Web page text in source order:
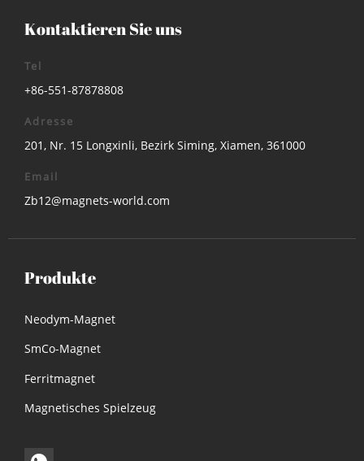
Kontaktieren Sie uns
Tel
+86-551-87878808
Adresse
201, Nr. 15 Longxinli, Bezirk Siming, Xiamen, 361000
Email
Zb12@magnets-world.com
Produkte
Neodym-Magnet
SmCo-Magnet
Ferritmagnet
Magnetisches Spielzeug